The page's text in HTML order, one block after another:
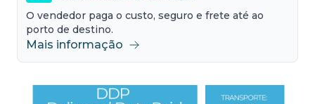
O vendedor paga o custo, seguro e frete até ao
porto de destino.
Mais informação